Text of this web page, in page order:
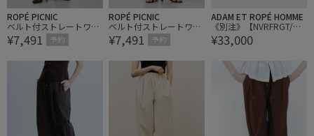
ROPÉ PICNIC
ベルト付ストレートワイ
ドデニムパンツ
¥7,491 予約
ROPÉ PICNIC
ベルト付ストレートワイ
ドデニムパンツ
¥7,491 予約
ADAM ET ROPÉ HOMME
《別注》【NVRFRGT/ネ
ヴァーフォーゲット】EX
3D TWISTED WIDE LEG J
EANS RAW BLACK
¥33,000